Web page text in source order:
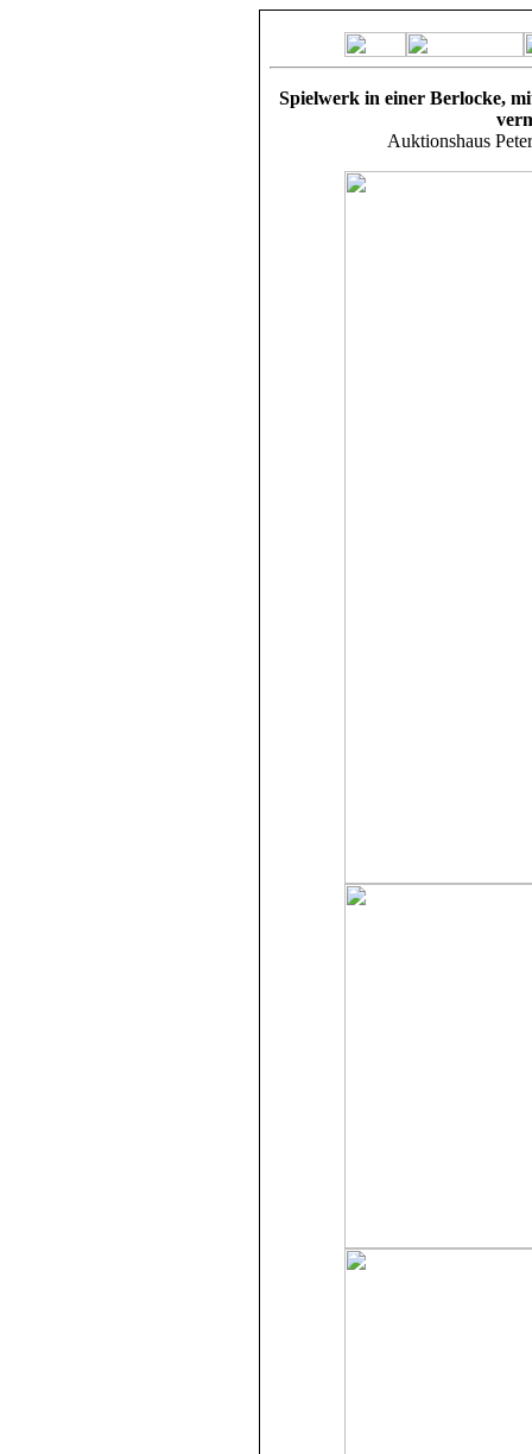
Spielwerk in einer Berlocke,
Auktionshaus